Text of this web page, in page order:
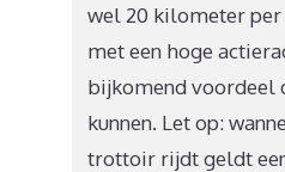
wel 20 kilometer
met een hoge
bijkomend voordeel
kunnen. Let op:
trottoir rijdt geldt